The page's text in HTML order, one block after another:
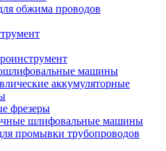
обжима проводов
машины
аккумуляторные
фрезеры
шлифовальные машины
промывки трубопроводов